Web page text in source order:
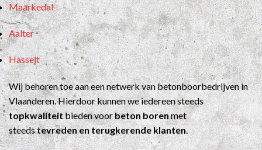
Maarkedal
Aalter
Hasselt
Wij behoren toe aan een netwerk van betonboorbedrijven in
Vlaanderen. Hierdoor kunnen we iedereen steeds
topkwaliteitbieden voorbeton borenmet
steedstevreden en terugkerende klanten